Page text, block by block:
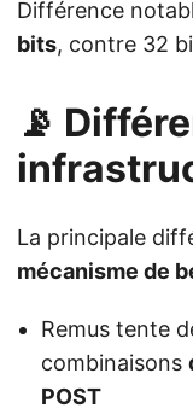
Différence
bits, contre 32
📡
La principale
mécanisme de
Remus tente
combinaisons
POST